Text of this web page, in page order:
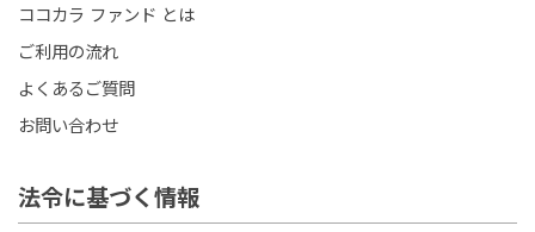
ココカラ ファンド とは
ご利用の流れ
よくあるご質問
お問い合わせ
法令に基づく情報